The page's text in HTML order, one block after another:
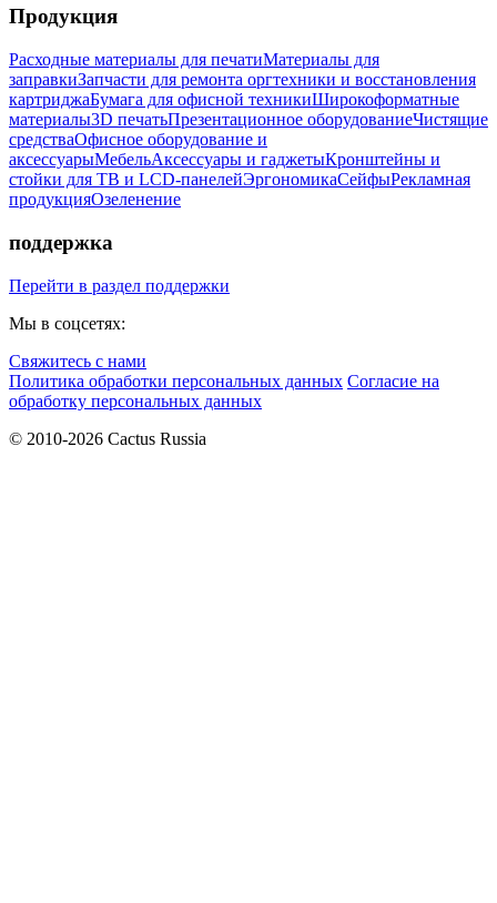
Продукция
Расходные материалы для печатиМатериалы для
заправкиЗапчасти для ремонта оргтехники и восстановления
картриджаБумага для офисной техникиШирокоформатные
материалы3D печатьПрезентационное оборудованиеЧистящие
средстваОфисное оборудование и
аксессуарыМебельАксессуары и гаджетыКронштейны и
стойки для ТВ и LCD-панелейЭргономикаСейфыРекламная
продукцияОзеленение
поддержка
Перейти в раздел поддержки
Мы в соцсетях:
Свяжитесь с нами
Политика обработки персональных данных Согласие на
обработку персональных данных
© 2010-2026 Cactus Russia